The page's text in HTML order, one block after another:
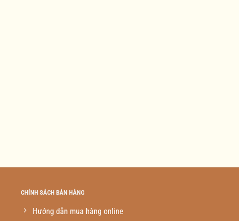
CHÍNH SÁCH BÁN HÀNG
Hướng dẫn mua hàng online